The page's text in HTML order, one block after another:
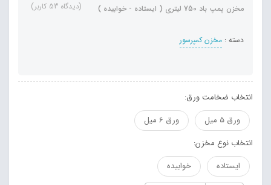
مخزن پمپ باد 750 لیتری ( ایستاده - خوابیده )
دسته : مخزن کمپرسور
(دیدگاه 53 کاربر)
انتخاب ضخامت ورق:
ورق 5 میل
ورق 6 میل
انتخاب نوع مخزن:
ایستاده
خوابیده